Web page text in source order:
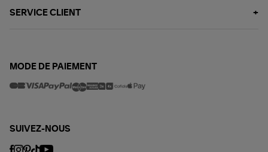
SERVICE CLIENT
MODE DE PAIEMENT
SUIVEZ-NOUS